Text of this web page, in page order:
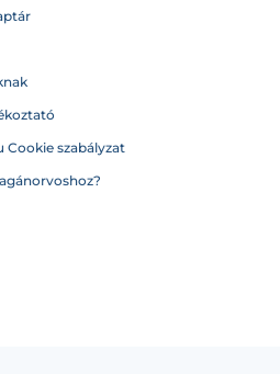
Cookie szabályzat